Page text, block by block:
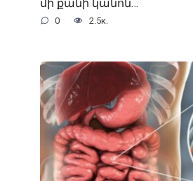
մի քանի կանոն…
0 2.5к.